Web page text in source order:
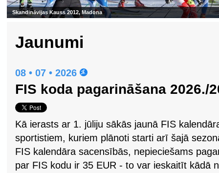
Skandināvijas Kauss 2012, Madona
Jaunumi
08 • 07 • 2026
FIS koda pagarināšana 2026./
Kā ierasts ar 1. jūliju sākās jaunā FIS
sportistiem, kuriem plānoti starti arī šajā
FIS kalendāra sacensībās, nepieciešams
par FIS kodu ir 35 EUR - to var ieskaitīt kādā